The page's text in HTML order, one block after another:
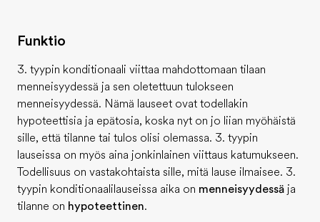
Funktio
3. tyypin konditionaali viittaa mahdottomaan tilaan
menneisyydessä ja sen oletettuun tulokseen
menneisyydessä. Nämä lauseet ovat todellakin
hypoteettisia ja epätosia, koska nyt on jo liian myöhäistä
sille, että tilanne tai tulos olisi olemassa. 3. tyypin
lauseissa on myös aina jonkinlainen viittaus katumukseen.
Todellisuus on vastakohtaista sille, mitä lause ilmaisee. 3.
tyypin konditionaalilauseissa aika on menneisyydessä ja
tilanne on hypoteettinen.